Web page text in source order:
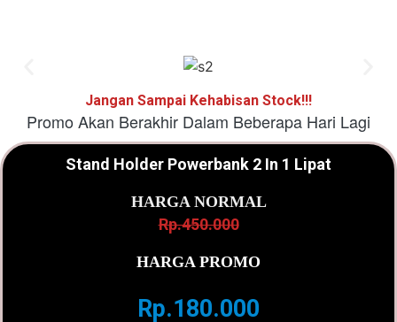
Jangan Sampai Kehabisan Stock!!!
Promo Akan Berakhir Dalam Beberapa Hari Lagi
Stand Holder Powerbank 2 In 1 Lipat
HARGA NORMAL
Rp.450.000
HARGA PROMO
Rp.180.000